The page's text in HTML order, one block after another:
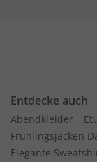
Entdecke auch
Abendkleider
Frühlingsjacken
Elegante